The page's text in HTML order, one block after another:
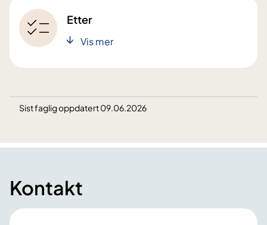
Etter
Vis mer
Sist faglig oppdatert 09.06.2026
Kontakt